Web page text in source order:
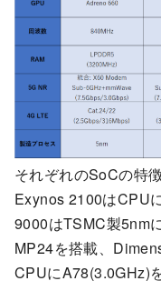
それぞれのSoCの特
Exynos 2100はCPU
9000はTSMC製5nm
MP24を搭載、
CPUにA78(3.0GHz)